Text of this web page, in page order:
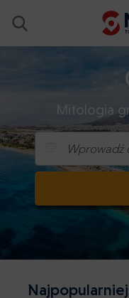
Mitologia
Wprowadź